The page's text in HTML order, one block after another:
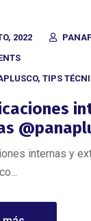
2022
, TIPS
internas y